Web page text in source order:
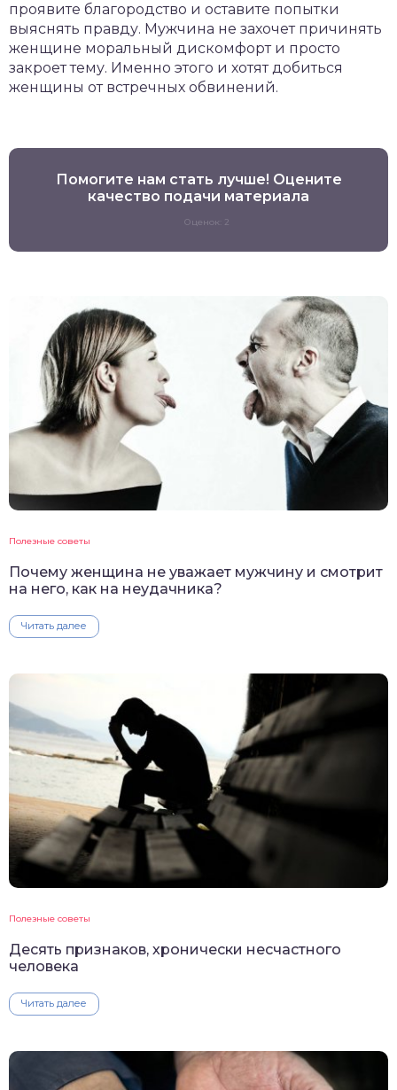
проявите благородство и оставите попытки
выяснять правду. Мужчина не захочет причинять
женщине моральный дискомфорт и просто
закроет тему. Именно этого и хотят добиться
женщины от встречных обвинений.
Помогите нам стать лучше! Оцените
качество подачи материала
Оценок: 2
Полезные советы
Почему женщина не уважает мужчину и смотрит
на него, как на неудачника?
Читать далее
Полезные советы
Десять признаков, хронически несчастного
человека
Читать далее